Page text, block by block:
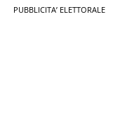
PUBBLICITA’ ELETTORALE